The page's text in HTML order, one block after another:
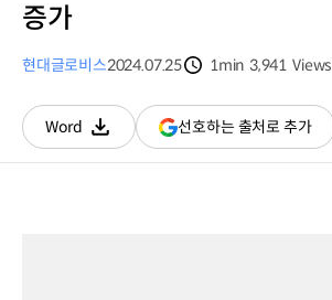
증가
현대글로비스2024.07.25
1min 3,941 Views
Word
다운로드
선호하는 출처로 추가(새
창